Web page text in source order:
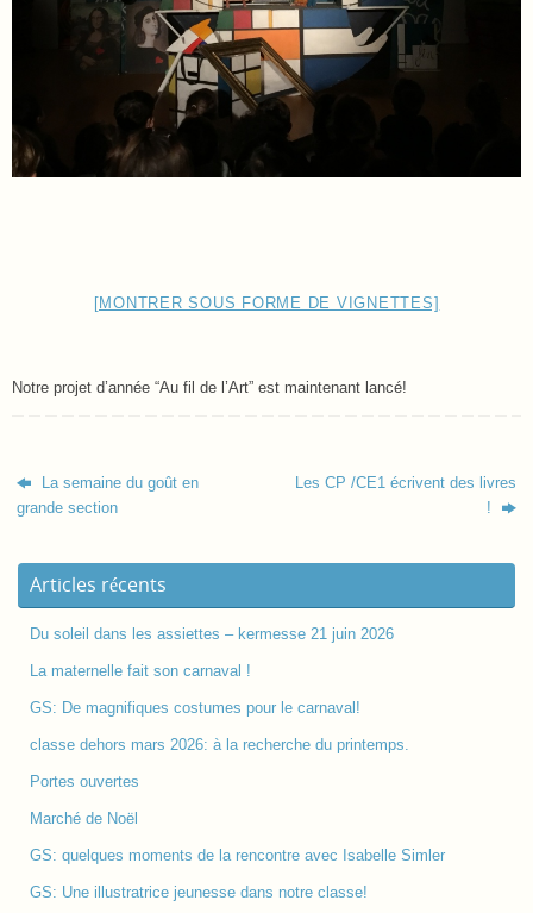
[MONTRER SOUS FORME DE VIGNETTES]
Notre projet d’année “Au fil de l’Art” est maintenant lancé!
La semaine du goût en
grande section
Les CP /CE1 écrivent des livres
!
Articles récents
Du soleil dans les assiettes – kermesse 21 juin 2026
La maternelle fait son carnaval !
GS: De magnifiques costumes pour le carnaval!
classe dehors mars 2026: à la recherche du printemps.
Portes ouvertes
Marché de Noël
GS: quelques moments de la rencontre avec Isabelle Simler
GS: Une illustratrice jeunesse dans notre classe!